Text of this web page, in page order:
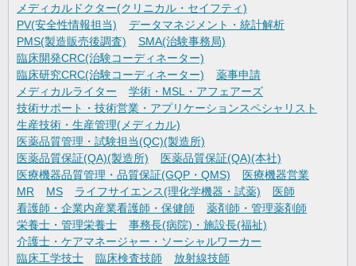
メディカルドクター(クリニカル・セイフティ)
PV(安全性情報担当)
データマネジメント・統計解析
PMS(製造販売後調査)
SMA(治験事務局)
臨床開発CRC(治験コーディネーター)
臨床研究CRC(治験コーディネーター)
薬事申請
メディカルライター
学術・MSL・アフェアーズ
技術サポート・技術営業・アプリケーションスペシャリスト
生産技術・生産管理(メディカル)
医薬品質管理・試験担当(QC)(製造所)
医薬品質保証(QA)(製造所)
医薬品質保証(QA)(本社)
医療機器品質管理・品質保証(GQP・QMS)
医療機器営業
MR
MS ライフサイエンス(理化学機器・試薬)
医師
看護師・企業内産業看護師・保健師
薬剤師・管理薬剤師
栄養士・管理栄養士
事務長(病院)・施設長(福祉)
介護士・ケアマネージャー・ソーシャルワーカー
臨床工学技士
臨床検査技師
放射線技師